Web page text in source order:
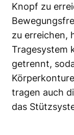
Knopf zu
zu erreichen,
Tragesystem
getrennt,
tragen auch
das